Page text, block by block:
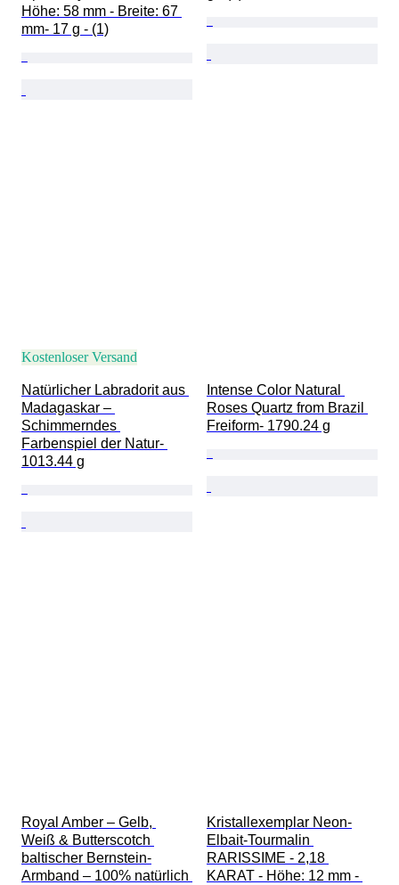
Höhe: 58 mm - Breite: 67
mm- 17 g - (1)
Kostenloser Versand
Natürlicher Labradorit aus
Madagaskar –
Schimmerndes
Farbenspiel der Natur-
1013.44 g
Intense Color Natural
Roses Quartz from Brazil
Freiform- 1790.24 g
Royal Amber – Gelb,
Weiß & Butterscotch
baltischer Bernstein-
Armband – 100% natürlich
Kristallexemplar Neon-
Elbait-Tourmalin
RARISSIME - 2,18
KARAT - Höhe: 12 mm -